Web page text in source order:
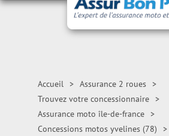
Accueil > Assurance 2 roues >
Trouvez votre concessionnaire >
Assurance moto île-de-france >
Concessions motos yvelines (78)
>